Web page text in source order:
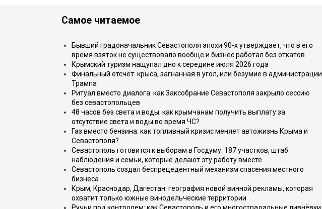
Самое читаемое
Бывший градоначальник Севастополя эпохи 90-х утверждает, что в его
время взяток не существовало вообще и бизнес работал без откатов
Крымский туризм нащупал дно к середине июля 2026 года
Финальный отсчёт: крыса, загнанная в угол, или безумие в администрации
Трампа
Ритуал вместо диалога: как Заксобрание Севастополя закрыло сессию
без севастопольцев
48 часов без света и воды: как крымчанам получить выплату за
отсутствие света и воды во время ЧС?
Газ вместо бензина: как топливный кризис меняет автожизнь Крыма и
Севастополя?
Севастополь готовится к выборам в Госдуму: 187 участков, штаб
наблюдения и семьи, которые делают эту работу вместе
Севастополь создал беспрецедентный механизм спасения местного
бизнеса
Крым, Краснодар, Дагестан: география новой винной рекламы, которая
охватит только южные винодельческие территории